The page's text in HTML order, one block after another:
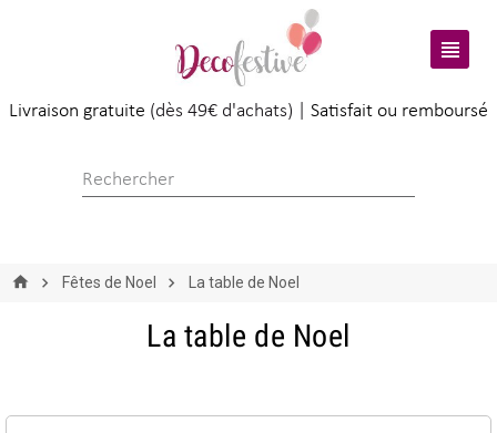

Livraison gratuite (dès 49€ d'achats) | Satisfait ou remboursé
Fêtes de Noel La table de Noel
La table de Noel